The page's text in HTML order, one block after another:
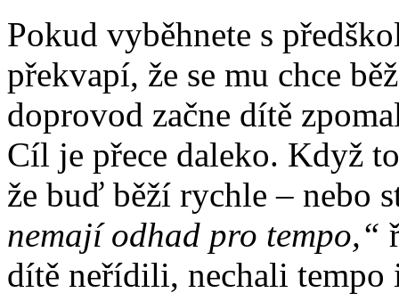
Pokud vyběhnete s
překvapí, že se mu chce
doprovod začne dítě
Cíl je přece daleko. Když
že buď běží rychle – nebo
nemají odhad pro tempo,“
dítě neřídili, nechali tempo